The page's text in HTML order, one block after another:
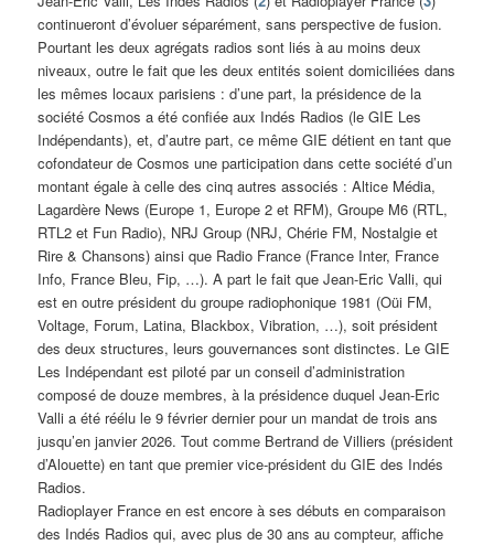
continueront d’évoluer séparément, sans perspective de fusion.
Pourtant les deux agrégats radios sont liés à au moins deux
niveaux, outre le fait que les deux entités soient domiciliées dans
les mêmes locaux parisiens : d’une part, la présidence de la
société Cosmos a été confiée aux Indés Radios (le GIE Les
Indépendants), et, d’autre part, ce même GIE détient en tant que
cofondateur de Cosmos une participation dans cette société d’un
montant égale à celle des cinq autres associés : Altice Média,
Lagardère News (Europe 1, Europe 2 et RFM), Groupe M6 (RTL,
RTL2 et Fun Radio), NRJ Group (NRJ, Chérie FM, Nostalgie et
Rire & Chansons) ainsi que Radio France (France Inter, France
Info, France Bleu, Fip, …). A part le fait que Jean-Eric Valli, qui
est en outre président du groupe radiophonique 1981 (Oüi FM,
Voltage, Forum, Latina, Blackbox, Vibration, …), soit président
des deux structures, leurs gouvernances sont distinctes. Le GIE
Les Indépendant est piloté par un conseil d’administration
composé de douze membres, à la présidence duquel Jean-Eric
Valli a été réélu le 9 février dernier pour un mandat de trois ans
jusqu’en janvier 2026. Tout comme Bertrand de Villiers (président
d’Alouette) en tant que premier vice-président du GIE des Indés
Radios.
Radioplayer France en est encore à ses débuts en comparaison
des Indés Radios qui, avec plus de 30 ans au compteur, affiche